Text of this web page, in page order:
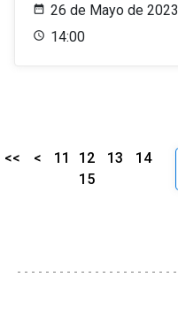
26 de Mayo de 2023
14:00
<< < 11 12 13
14
15